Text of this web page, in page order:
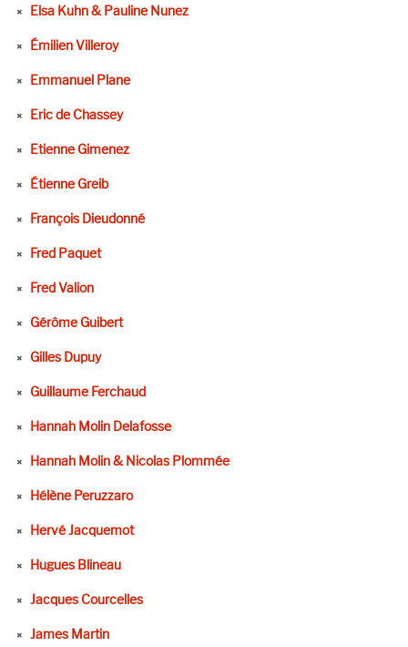
Elsa Kuhn & Pauline Nunez
Émilien Villeroy
Emmanuel Plane
Eric de Chassey
Etienne Gimenez
Étienne Greib
François Dieudonné
Fred Paquet
Fred Valion
Gérôme Guibert
Gilles Dupuy
Guillaume Ferchaud
Hannah Molin Delafosse
Hannah Molin & Nicolas Plommée
Hélène Peruzzaro
Hervé Jacquemot
Hugues Blineau
Jacques Courcelles
James Martin